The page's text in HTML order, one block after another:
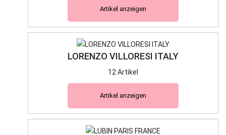
Artikel anzeigen
LORENZO VILLORESI ITALY
12 Artikel
Artikel anzeigen